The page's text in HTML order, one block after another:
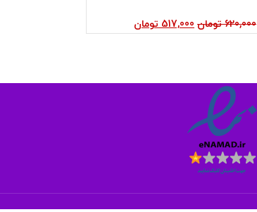
620,000 تومان 517,000 تومان